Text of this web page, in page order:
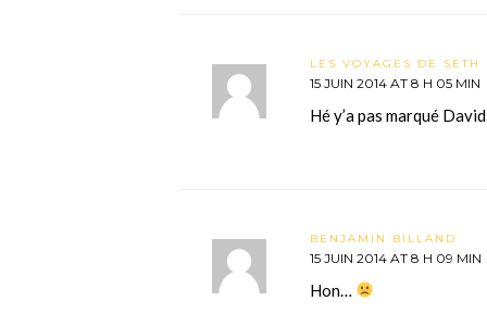
LES VOYAGES DE SETH
15 JUIN 2014 AT 8 H 05 MIN
Hé y’a pas marqué
BENJAMIN BILLAND
15 JUIN 2014 AT 8 H 09 MIN
Hon…